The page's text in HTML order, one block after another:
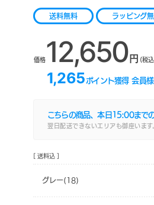
送料無料 ラッピング
価格 12,650円 (税
1,265 ポイント獲得 会員
こちらの商品、本日 15:00まで
翌日配送できないエリアも御座います
[ 送料込 ]
グレー(18)